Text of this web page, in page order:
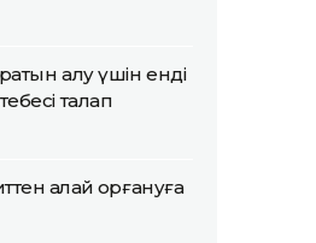
алу үшін енді
талап
қалай қорғануға